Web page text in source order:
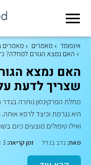
אינפומד מאמרים
מאמרים
האם נמצא הגורם למחלה?
האם נמצא
שצריך לדעת
מחלת הפרקינסון נותרה
היא נגרמת וכיצד לרפא
ואילו טיפולים מוצעים כיום
מאת: נדב בנדל זמן קריאה: